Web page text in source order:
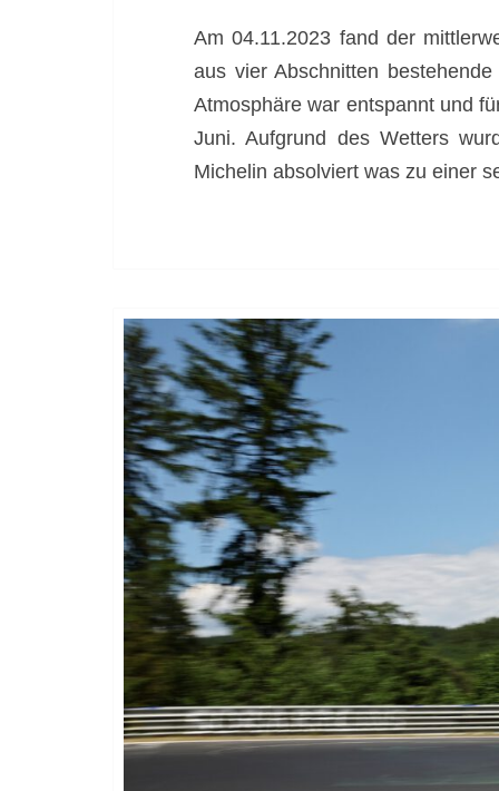
Am 04.11.2023 fand der
aus vier Abschnitten
Atmosphäre war entspannt und
Juni. Aufgrund des Wetters
Michelin absolviert was zu einer